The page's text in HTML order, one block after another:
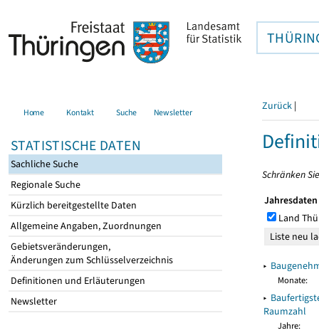
Home Kontakt Suche Newsletter
STATISTISCHE DATEN
Sachliche Suche
Regionale Suche
Kürzlich bereitgestellte Daten
Allgemeine Angaben, Zuordnungen
Gebietsveränderungen,
Änderungen zum Schlüsselverzeichnis
Definitionen und Erläuterungen
Newsletter
Zurück |
Schränken
Jahresdaten
Land
▸
Monate:
▸
Raumzahl
Jahre: